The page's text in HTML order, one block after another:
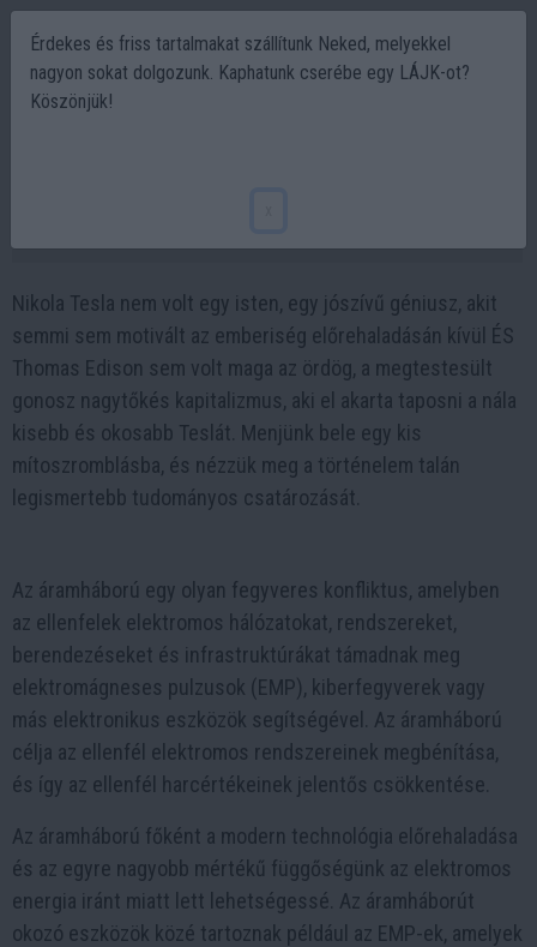
Nikola Tesla nem volt egy isten, egy jószívű géniusz, akit
semmi sem motivált az emberiség előrehaladásán kívül ÉS
Thomas Edison sem volt maga az ördög, a megtestesült
gonosz nagytőkés kapitalizmus, aki el akarta taposni a nála
kisebb és okosabb Teslát. Menjünk bele egy kis
mítoszromblásba, és nézzük meg a történelem talán
legismertebb tudományos csatározását.
Az áramháború egy olyan fegyveres konfliktus, amelyben
az ellenfelek elektromos hálózatokat, rendszereket,
berendezéseket és infrastruktúrákat támadnak meg
elektromágneses pulzusok (EMP), kiberfegyverek vagy
más elektronikus eszközök segítségével. Az áramháború
célja az ellenfél elektromos rendszereinek megbénítása,
és így az ellenfél harcértékeinek jelentős csökkentése.
Az áramháború főként a modern technológia előrehaladása
és az egyre nagyobb mértékű függőségünk az elektromos
energia iránt miatt lett lehetségessé. Az áramháborút
okozó eszközök közé tartoznak például az EMP-ek, amelyek
Érdekes és friss tartalmakat szállítunk Neked, melyekkel
nagyon sokat dolgozunk. Kaphatunk cserébe egy LÁJK-ot?
Köszönjük!